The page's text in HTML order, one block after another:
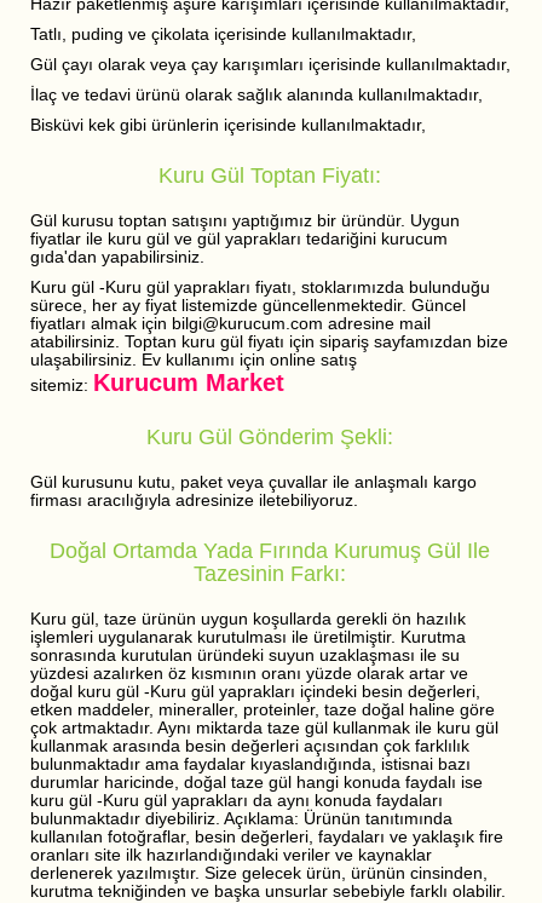
Hazır paketlenmiş aşure karışımları içerisinde kullanılmaktadır,
Tatlı, puding ve çikolata içerisinde kullanılmaktadır,
Gül çayı olarak veya çay karışımları içerisinde kullanılmaktadır,
İlaç ve tedavi ürünü olarak sağlık alanında kullanılmaktadır,
Bisküvi kek gibi ürünlerin içerisinde kullanılmaktadır,
Kuru Gül Toptan Fiyatı:
Gül kurusu toptan satışını yaptığımız bir üründür. Uygun
fiyatlar ile kuru gül ve gül yaprakları tedariğini kurucum
gıda'dan yapabilirsiniz.
Kuru gül -Kuru gül yaprakları fiyatı, stoklarımızda bulunduğu
sürece, her ay fiyat listemizde güncellenmektedir. Güncel
fiyatları almak için bilgi@kurucum.com adresine mail
atabilirsiniz. Toptan kuru gül fiyatı için sipariş sayfamızdan bize
ulaşabilirsiniz. Ev kullanımı için online satış
sitemiz: Kurucum Market
Kuru Gül Gönderim Şekli:
Gül kurusunu kutu, paket veya çuvallar ile anlaşmalı kargo
firması aracılığıyla adresinize iletebiliyoruz.
Doğal Ortamda Yada Fırında Kurumuş Gül Ile
Tazesinin Farkı:
Kuru gül, taze ürünün uygun koşullarda gerekli ön hazılık
işlemleri uygulanarak kurutulması ile üretilmiştir. Kurutma
sonrasında kurutulan üründeki suyun uzaklaşması ile su
yüzdesi azalırken öz kısmının oranı yüzde olarak artar ve
doğal kuru gül -Kuru gül yaprakları içindeki besin değerleri,
etken maddeler, mineraller, proteinler, taze doğal haline göre
çok artmaktadır. Aynı miktarda taze gül kullanmak ile kuru gül
kullanmak arasında besin değerleri açısından çok farklılık
bulunmaktadır ama faydalar kıyaslandığında, istisnai bazı
durumlar haricinde, doğal taze gül hangi konuda faydalı ise
kuru gül -Kuru gül yaprakları da aynı konuda faydaları
bulunmaktadır diyebiliriz. Açıklama: Ürünün tanıtımında
kullanılan fotoğraflar, besin değerleri, faydaları ve yaklaşık fire
oranları site ilk hazırlandığındaki veriler ve kaynaklar
derlenerek yazılmıştır. Size gelecek ürün, ürünün cinsinden,
kurutma tekniğinden ve başka unsurlar sebebiyle farklı olabilir.